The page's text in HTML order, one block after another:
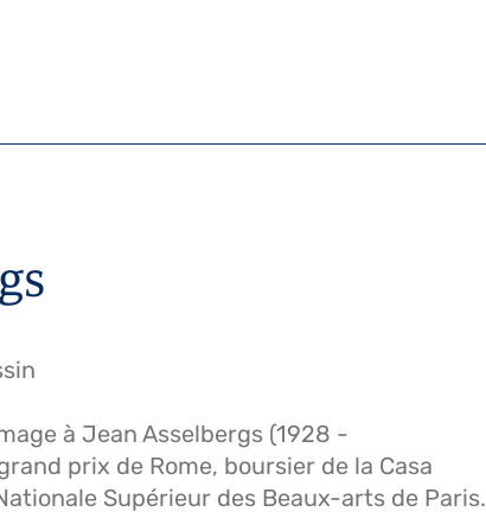
à Jean Asselbergs (1928 -
prix de Rome, boursier de la Casa
Supérieur des Beaux-arts de Paris.